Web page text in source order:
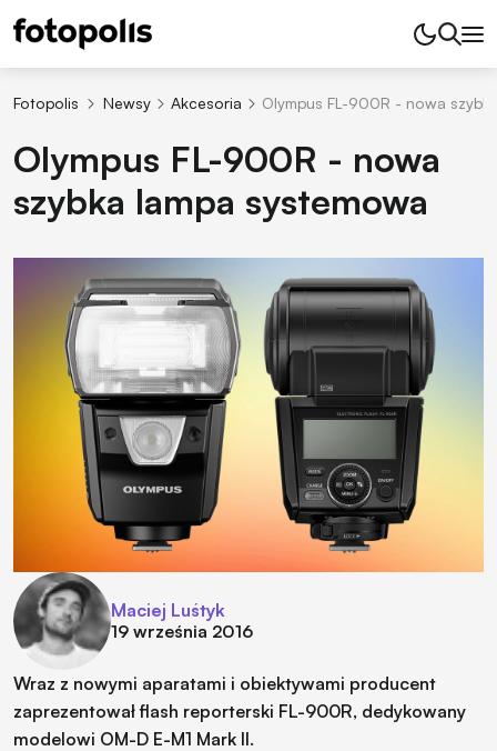
Fotopolis Newsy Akcesoria Olympus FL-900R - nowa
Olympus FL-900R - nowa
szybka lampa systemowa
Maciej Luśtyk
19 września 2016
Wraz z nowymi aparatami i obiektywami producent
zaprezentował flash reporterski FL-900R, dedykowany
modelowi OM-D E-M1 Mark II.